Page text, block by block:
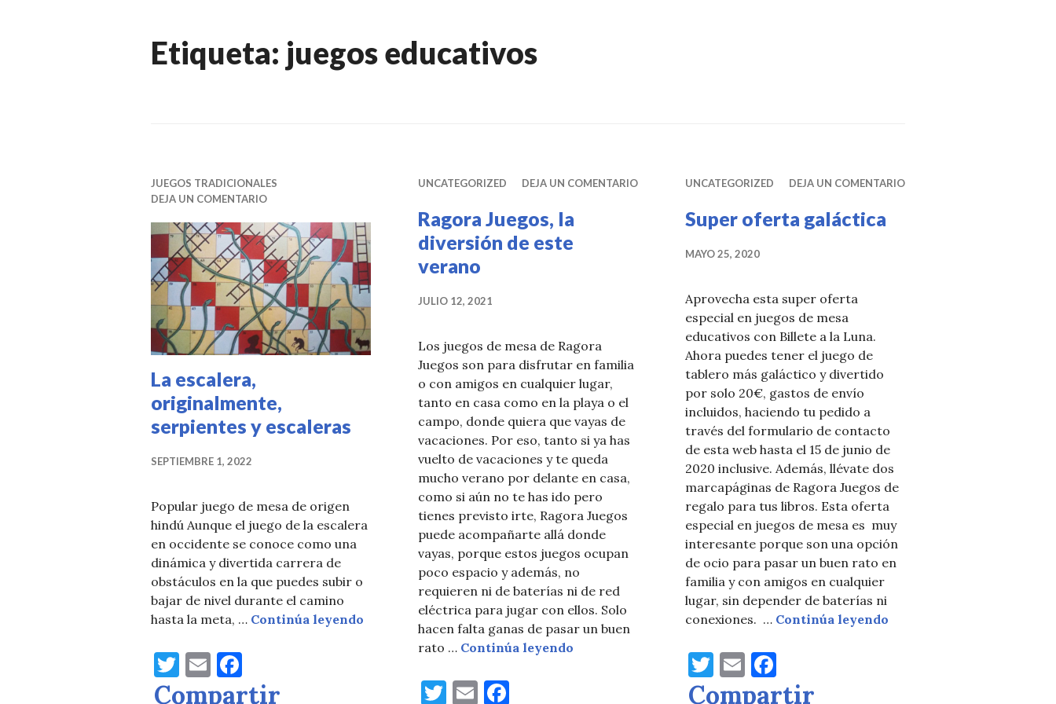
Etiqueta: juegos educativos
JUEGOS TRADICIONALES
DEJA UN COMENTARIO
La escalera,
originalmente,
serpientes y escaleras
SEPTIEMBRE 1, 2022
Popular juego de mesa de origen
hindú Aunque el juego de la escalera
en occidente se conoce como una
dinámica y divertida carrera de
obstáculos en la que puedes subir o
bajar de nivel durante el camino
hasta la meta, … Continúa leyendo La escalera, originalmente, serpientes y escaleras
T
w
E
m a
Compartir
UNCATEGORIZED DEJA UN COMENTARIO
Ragora Juegos, la
diversión de este
verano
JULIO 12, 2021
Los juegos de mesa de Ragora
Juegos son para disfrutar en familia
o con amigos en cualquier lugar,
tanto en casa como en la playa o el
campo, donde quiera que vayas de
vacaciones. Por eso, tanto si ya has
vuelto de vacaciones y te queda
mucho verano por delante en casa,
como si aún no te has ido pero
tienes previsto irte, Ragora Juegos
puede acompañarte allá donde
vayas, porque estos juegos ocupan
poco espacio y además, no
requieren ni de baterías ni de red
eléctrica para jugar con ellos. Solo
hacen falta ganas de pasar un buen
rato … Continúa leyendo
T E
UNCATEGORIZED DEJA UN COMENTARIO
Super oferta galáctica
MAYO 25, 2020
Aprovecha esta super oferta
especial en juegos de mesa
educativos con Billete a la Luna.
Ahora puedes tener el juego de
tablero más galáctico y divertido
por solo 20€, gastos de envío
incluidos, haciendo tu pedido a
través del formulario de contacto
de esta web hasta el 15 de junio de
2020 inclusive. Además, llévate dos
marcapáginas de Ragora Juegos de
regalo para tus libros. Esta oferta
especial en juegos de mesa es muy
interesante porque son una opción
de ocio para pasar un buen rato en
familia y con amigos en cualquier
lugar, sin depender de baterías ni
conexiones. … Continúa leyendo
T
w
E
m a
Compartir